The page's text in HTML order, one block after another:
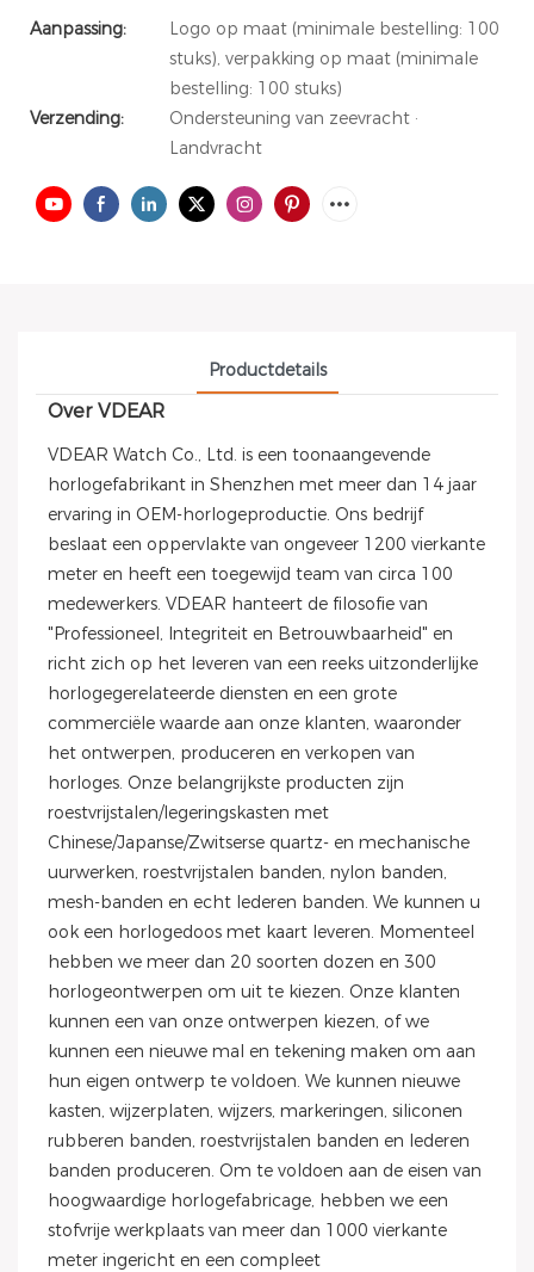
Aanpassing:
Logo op maat (minimale bestelling: 100
stuks), verpakking op maat (minimale
bestelling: 100 stuks)
Verzending:
Ondersteuning van zeevracht ·
Landvracht
Productdetails
Over VDEAR
VDEAR Watch Co., Ltd. is een toonaangevende
horlogefabrikant in Shenzhen met meer dan 14 jaar
ervaring in OEM-horlogeproductie. Ons bedrijf
beslaat een oppervlakte van ongeveer 1200 vierkante
meter en heeft een toegewijd team van circa 100
medewerkers. VDEAR hanteert de filosofie van
"Professioneel, Integriteit en Betrouwbaarheid" en
richt zich op het leveren van een reeks uitzonderlijke
horlogegerelateerde diensten en een grote
commerciële waarde aan onze klanten, waaronder
het ontwerpen, produceren en verkopen van
horloges. Onze belangrijkste producten zijn
roestvrijstalen/legeringskasten met
Chinese/Japanse/Zwitserse quartz- en mechanische
uurwerken, roestvrijstalen banden, nylon banden,
mesh-banden en echt lederen banden. We kunnen u
ook een horlogedoos met kaart leveren. Momenteel
hebben we meer dan 20 soorten dozen en 300
horlogeontwerpen om uit te kiezen. Onze klanten
kunnen een van onze ontwerpen kiezen, of we
kunnen een nieuwe mal en tekening maken om aan
hun eigen ontwerp te voldoen. We kunnen nieuwe
kasten, wijzerplaten, wijzers, markeringen, siliconen
rubberen banden, roestvrijstalen banden en lederen
banden produceren. Om te voldoen aan de eisen van
hoogwaardige horlogefabricage, hebben we een
stofvrije werkplaats van meer dan 1000 vierkante
meter ingericht en een compleet